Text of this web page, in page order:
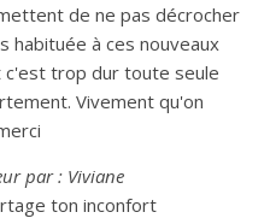
de ne pas décrocher
habituée à ces nouveaux
c'est trop dur toute seule
Vivement qu'on
par : Viviane
ton inconfort